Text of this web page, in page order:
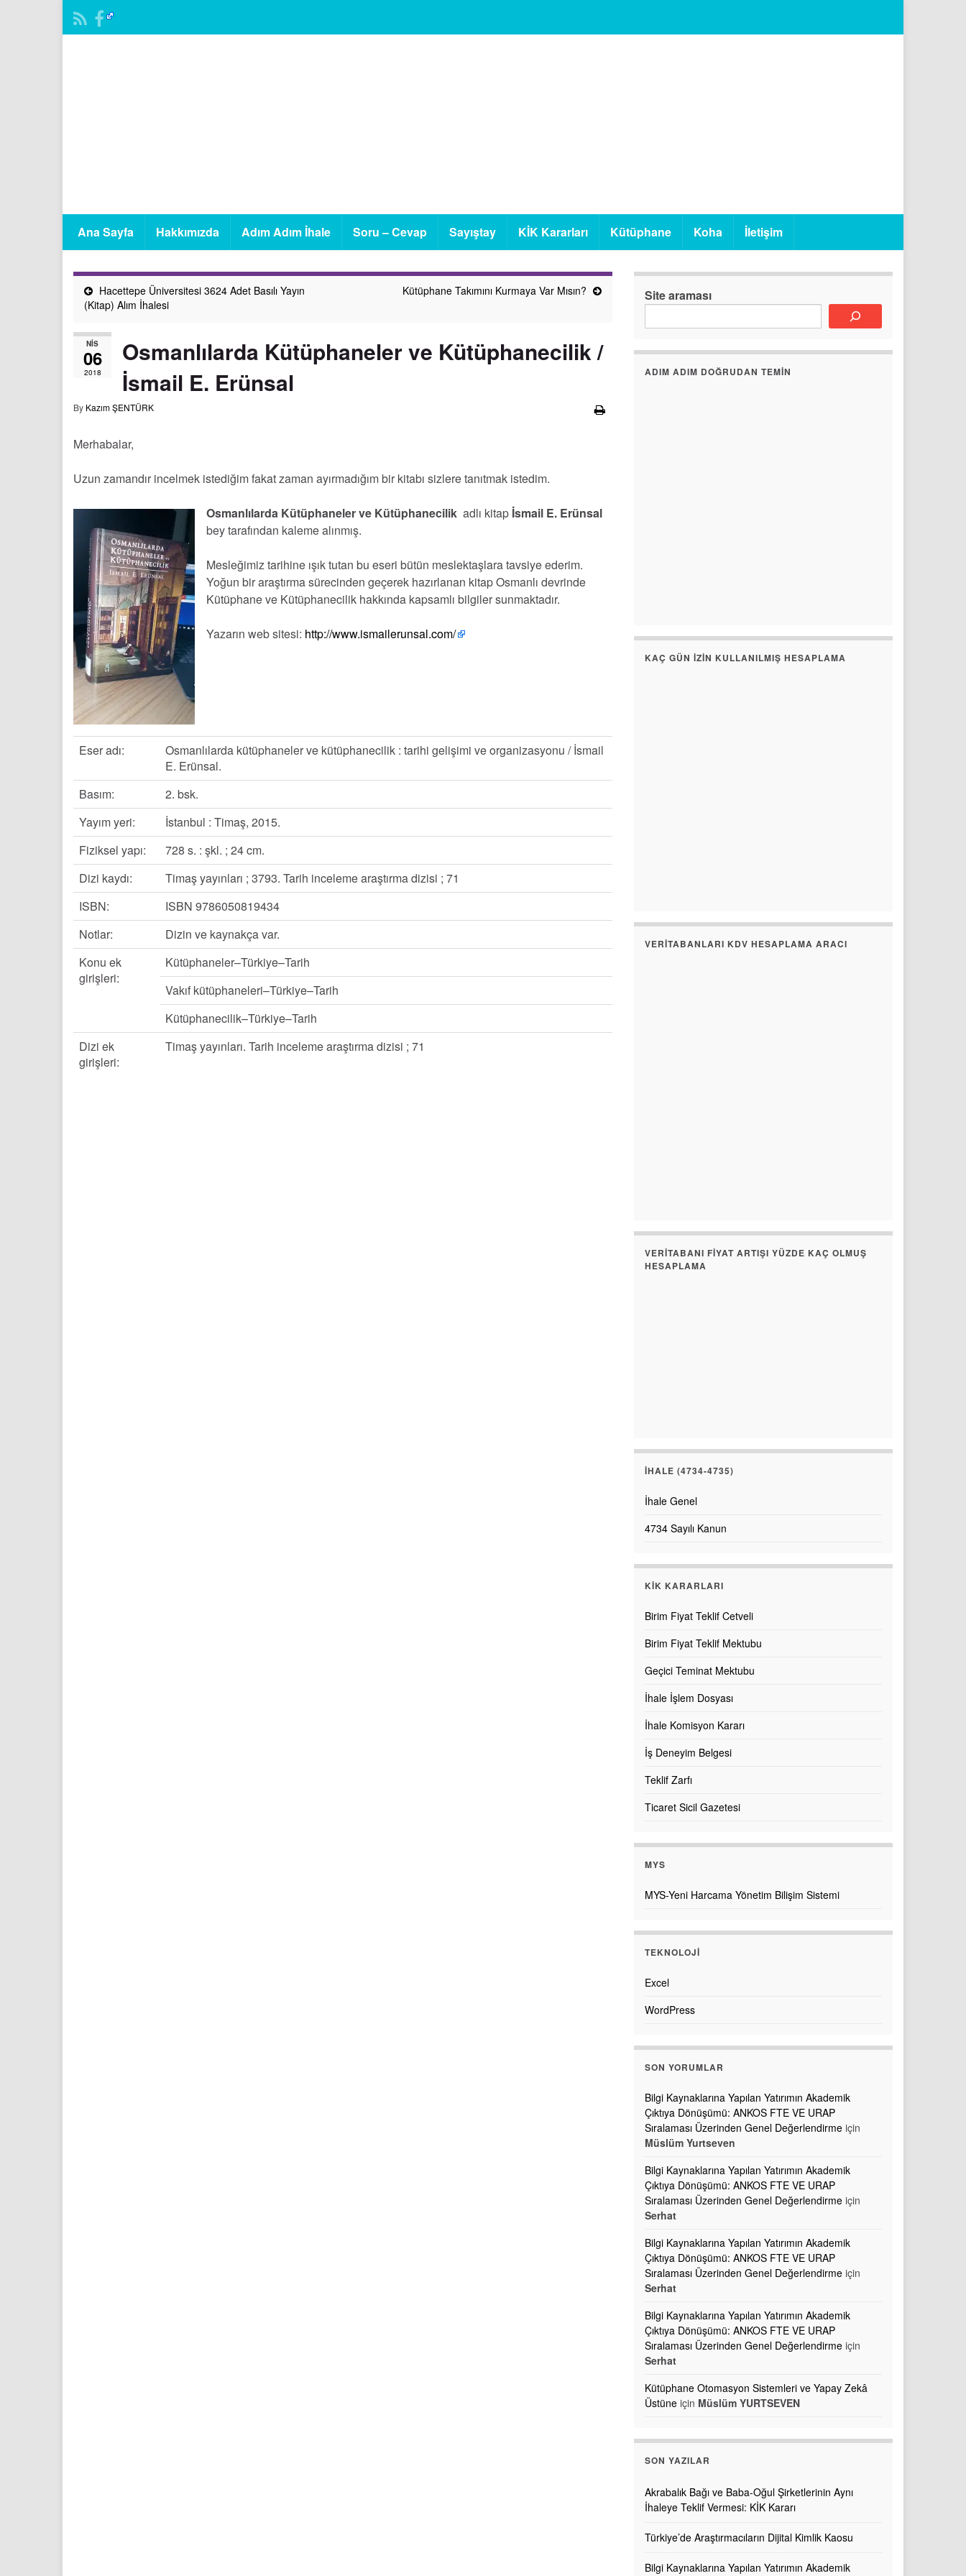
Ana Sayfa Hakkımızda Adım Adım İhale Soru – Cevap Sayıştay KİK Kararları Kütüphane Koha İletişim
Hacettepe Üniversitesi 3624 Adet Basılı Yayın
(Kitap) Alım İhalesi
Kütüphane Takımını Kurmaya Var Mısın?
NIS
06
2018
Osmanlılarda Kütüphaneler ve Kütüphanecilik /
İsmail E. Erünsal
By Kazım ŞENTÜRK
Merhabalar,
Uzun zamandır incelmek istediğim fakat zaman ayırmadığım bir kitabı sizlere tanıtmak istedim.
Osmanlılarda Kütüphaneler ve Kütüphanecilik adlı kitap İsmail E. Erünsal
bey tarafından kaleme alınmış.
Mesleğimiz tarihine ışık tutan bu eseri bütün meslektaşlara tavsiye ederim.
Yoğun bir araştırma sürecinden geçerek hazırlanan kitap Osmanlı devrinde
Kütüphane ve Kütüphanecilik hakkında kapsamlı bilgiler sunmaktadır.
Yazarın web sitesi: http://www.ismailerunsal.com/
Eser adı:
Osmanlılarda kütüphaneler ve kütüphanecilik : tarihi gelişimi ve organizasyonu / İsmail
E. Erünsal.
Basım:
2. bsk.
Yayım yeri:
İstanbul : Timaş, 2015.
Fiziksel yapı:
728 s. : şkl. ; 24 cm.
Dizi kaydı:
Timaş yayınları ; 3793. Tarih inceleme araştırma dizisi ; 71
ISBN:
ISBN 9786050819434
Notlar:
Dizin ve kaynakça var.
Konu ek
girişleri:
Kütüphaneler–Türkiye–Tarih
Vakıf kütüphaneleri–Türkiye–Tarih
Kütüphanecilik–Türkiye–Tarih
Dizi ek
girişleri:
Timaş yayınları. Tarih inceleme araştırma dizisi ; 71
Site araması
ADIM ADIM DOĞRUDAN TEMIN
KAÇ GÜN İZIN KULLANILMIŞ HESAPLAMA
VERITABANLARI KDV HESAPLAMA ARACI
VERITABANI FIYAT ARTIŞI YÜZDE KAÇ OLMUŞ
HESAPLAMA
İHALE (4734-4735)
İhale Genel
4734 Sayılı Kanun
KİK KARARLARI
Birim Fiyat Teklif Cetveli
Birim Fiyat Teklif Mektubu
Geçici Teminat Mektubu
İhale İşlem Dosyası
İhale Komisyon Kararı
İş Deneyim Belgesi
Teklif Zarfı
Ticaret Sicil Gazetesi
MYS
MYS-Yeni Harcama Yönetim Bilişim Sistemi
TEKNOLOJI
Excel
WordPress
SON YORUMLAR
Bilgi Kaynaklarına Yapılan Yatırımın Akademik
Çıktıya Dönüşümü: ANKOS FTE VE URAP
Sıralaması Üzerinden Genel Değerlendirme için
Müslüm Yurtseven
Bilgi Kaynaklarına Yapılan Yatırımın Akademik
Çıktıya Dönüşümü: ANKOS FTE VE URAP
Sıralaması Üzerinden Genel Değerlendirme için
Serhat
Bilgi Kaynaklarına Yapılan Yatırımın Akademik
Çıktıya Dönüşümü: ANKOS FTE VE URAP
Sıralaması Üzerinden Genel Değerlendirme için
Serhat
Bilgi Kaynaklarına Yapılan Yatırımın Akademik
Çıktıya Dönüşümü: ANKOS FTE VE URAP
Sıralaması Üzerinden Genel Değerlendirme için
Serhat
Kütüphane Otomasyon Sistemleri ve Yapay Zekâ
Üstüne için Müslüm YURTSEVEN
SON YAZILAR
Akrabalık Bağı ve Baba-Oğul Şirketlerinin Aynı
İhaleye Teklif Vermesi: KİK Kararı
Türkiye’de Araştırmacıların Dijital Kimlik Kaosu
Bilgi Kaynaklarına Yapılan Yatırımın Akademik